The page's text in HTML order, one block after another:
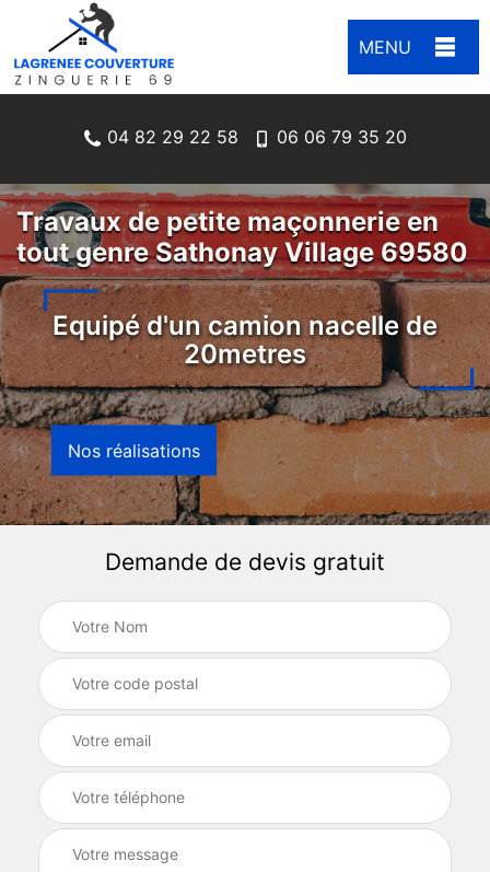
MENU
04 82 29 22 58 06 06 79 35 20
Travaux de petite maçonnerie en
tout genre Sathonay Village 69580
Equipé d'un camion nacelle de
20metres
Nos réalisations
Demande de devis gratuit